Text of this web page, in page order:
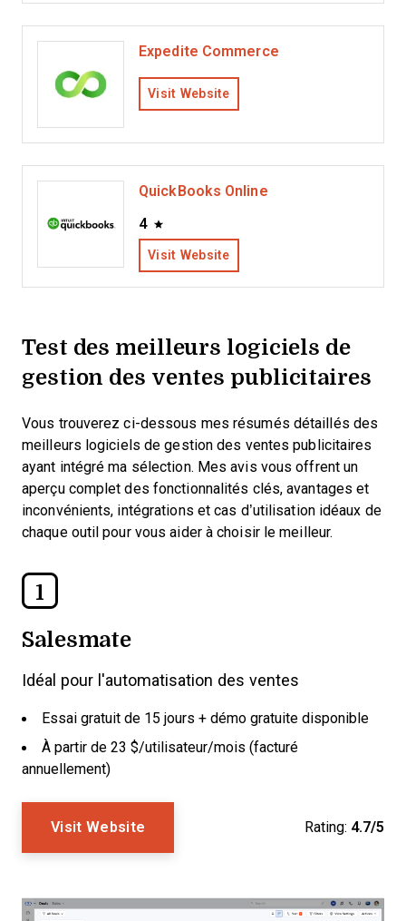
Expedite Commerce
Visit Website
QuickBooks Online
4
Visit Website
Test des meilleurs logiciels de
gestion des ventes publicitaires
Vous trouverez ci-dessous mes résumés détaillés des
meilleurs logiciels de gestion des ventes publicitaires
ayant intégré ma sélection. Mes avis vous offrent un
aperçu complet des fonctionnalités clés, avantages et
inconvénients, intégrations et cas d’utilisation idéaux de
chaque outil pour vous aider à choisir le meilleur.
1
Salesmate
Idéal pour l'automatisation des ventes
Essai gratuit de 15 jours + démo gratuite disponible
À partir de 23 $/utilisateur/mois (facturé
annuellement)
Visit Website Rating: 4.7/5